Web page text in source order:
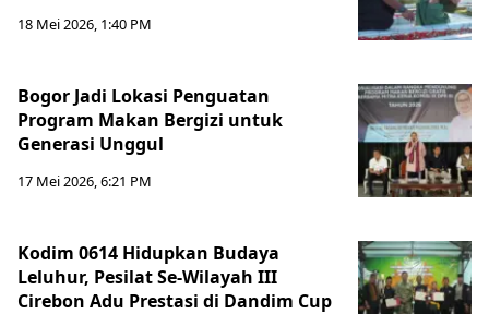
18 Mei 2026, 1:40 PM
Bogor Jadi Lokasi Penguatan
Program Makan Bergizi untuk
Generasi Unggul
17 Mei 2026, 6:21 PM
Kodim 0614 Hidupkan Budaya
Leluhur, Pesilat Se-Wilayah III
Cirebon Adu Prestasi di Dandim Cup